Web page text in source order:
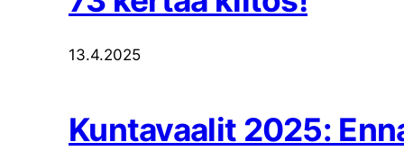
13.4.2025
Kuntavaalit 2025: